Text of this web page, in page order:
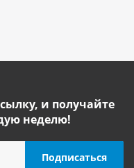
и получайте
неделю!